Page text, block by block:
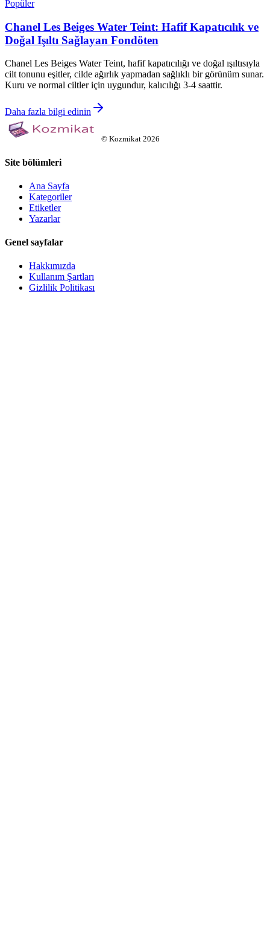
Popüler
Chanel Les Beiges Water Teint: Hafif Kapatıcılık ve
Doğal Işıltı Sağlayan Fondöten
Chanel Les Beiges Water Teint, hafif kapatıcılığı ve doğal ışıltısıyla
cilt tonunu eşitler, cilde ağırlık yapmadan sağlıklı bir görünüm sunar.
Kuru ve normal ciltler için uygundur, kalıcılığı 3-4 saattir.
Daha fazla bilgi edinin
© Kozmikat 2026
Site bölümleri
Ana Sayfa
Kategoriler
Etiketler
Yazarlar
Genel sayfalar
Hakkımızda
Kullanım Şartları
Gizlilik Politikası